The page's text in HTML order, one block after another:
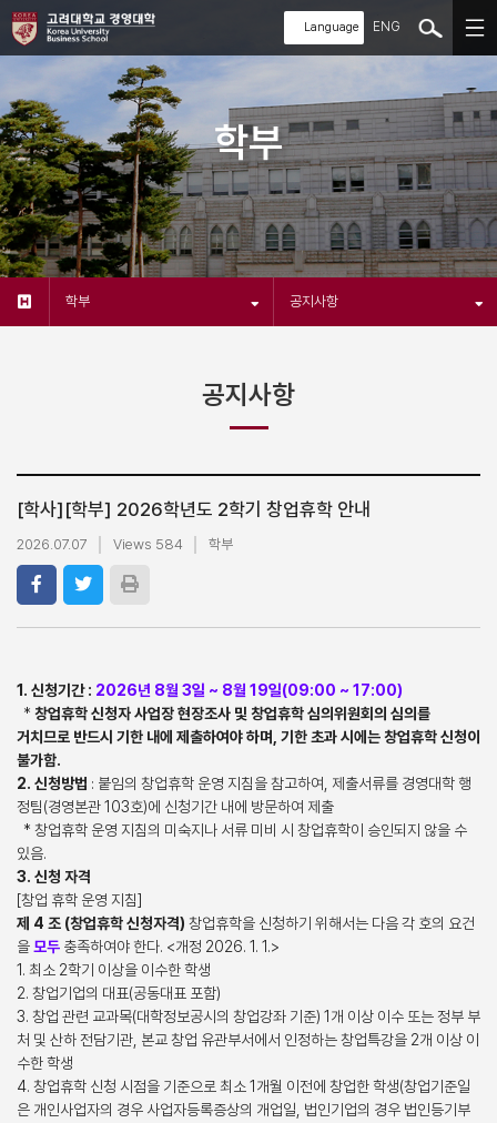
ENG
학부
학부 공지사항
공지사항
[학사] [학부] 2026학년도 2학기 창업휴학 안내
2026.07.07 Views 584 학부
1. 신청기간 : 2026년 8월 3일 ~ 8월 19일(09:00 ~ 17:00)
* 창업휴학 신청자 사업장 현장조사 및 창업휴학 심의위원회의 심의를
거치므로 반드시 기한 내에 제출하여야 하며, 기한 초과 시에는 창업휴학 신청이
불가함.
2. 신청방법 : 붙임의 창업휴학 운영 지침을 참고하여, 제출서류를 경영대학 행
정팀(경영본관 103호)에 신청기간 내에 방문하여 제출
* 창업휴학 운영 지침의 미숙지나 서류 미비 시 창업휴학이 승인되지 않을 수
있음.
3. 신청 자격
[창업 휴학 운영 지침]
제 4 조 (창업휴학 신청자격) 창업휴학을 신청하기 위해서는 다음 각 호의 요건
을모두 충족하여야 한다. <개정 2026. 1. 1.>
1. 최소 2학기 이상을 이수한 학생
2. 창업기업의 대표(공동대표 포함)
3. 창업 관련 교과목(대학정보공시의 창업강좌 기준) 1개 이상 이수 또는 정부 부
처 및 산하 전담기관, 본교 창업 유관부서에서 인정하는 창업특강을 2개 이상 이
수한 학생
4. 창업휴학 신청 시점을 기준으로 최소 1개월 이전에 창업한 학생(창업기준일
은 개인사업자의 경우 사업자등록증상의 개업일, 법인기업의 경우 법인등기부